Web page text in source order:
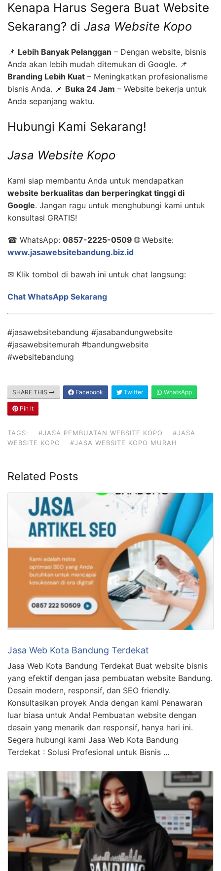
Kenapa Harus Segera Buat Website
Sekarang? di Jasa Website Kopo
📌 Lebih Banyak Pelanggan – Dengan website, bisnis
Anda akan lebih mudah ditemukan di Google. 📌
Branding Lebih Kuat – Meningkatkan profesionalisme
bisnis Anda. 📌 Buka 24 Jam – Website bekerja untuk
Anda sepanjang waktu.
Hubungi Kami Sekarang!
Jasa Website Kopo
Kami siap membantu Anda untuk mendapatkan
website berkualitas dan berperingkat tinggi di
Google. Jangan ragu untuk menghubungi kami untuk
konsultasi GRATIS!
☎ WhatsApp: 0857-2225-0509 🌐 Website:
www.jasawebsitebandung.biz.id
✉ Klik tombol di bawah ini untuk chat langsung:
Chat WhatsApp Sekarang
#jasawebsitebandung #jasabandungwebsite
#jasawebsitemurah #bandungwebsite
#websitebandung
SHARE THIS Facebook Twitter WhatsApp
Pin It
TAGS: #JASA PEMBUATAN WEBSITE KOPO
#JASA
WEBSITE KOPO
#JASA WEBSITE KOPO MURAH
Related Posts
Jasa Web Kota Bandung Terdekat
Jasa Web Kota Bandung Terdekat Buat website bisnis
yang efektif dengan jasa pembuatan website Bandung.
Desain modern, responsif, dan SEO friendly.
Konsultasikan proyek Anda dengan kami Penawaran
luar biasa untuk Anda! Pembuatan website dengan
desain yang menarik dan responsif, hanya hari ini.
Segera hubungi kami Jasa Web Kota Bandung
Terdekat : Solusi Profesional untuk Bisnis …